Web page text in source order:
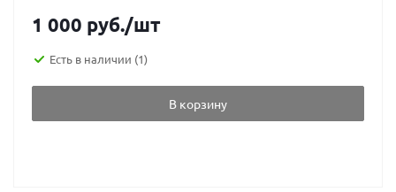
1 000 руб./шт
Есть в наличии (1)
В корзину